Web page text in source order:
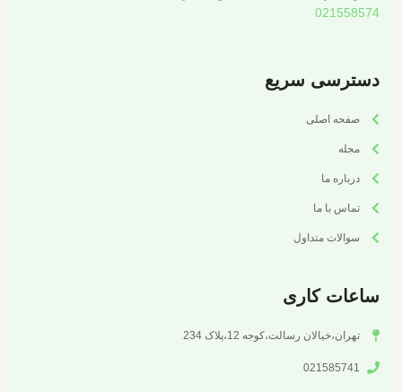
021558574
دسترسی سریع
صفحه اصلی
مجله
درباره ما
تماس با ما
سوالات متداول
ساعات کاری
تهران،خیالان رسالت،کوجه 12،پلاک 234
021585741